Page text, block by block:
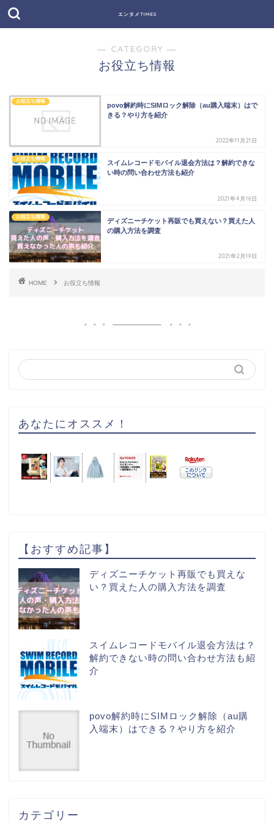
エンタメTIMES
― CATEGORY ―
お役立ち情報
お役立ち情報
povo解約時にSIMロック解除（au購入端末）はで
きる？やり方を紹介
2022年11月21日
お役立ち情報
スイムレコードモバイル退会方法は？解約できな
い時の問い合わせ方法も紹介
2021年4月16日
お役立ち情報
ディズニーチケット再販でも買えない？買えた人
の購入方法を調査
2021年2月19日
HOME お役立ち情報
あなたにオススメ！
【おすすめ記事】
ディズニーチケット再販でも買えな
い？買えた人の購入方法を調査
スイムレコードモバイル退会方法は？
解約できない時の問い合わせ方法も紹
介
povo解約時にSIMロック解除（au購
入端末）はできる？やり方を紹介
カテゴリー